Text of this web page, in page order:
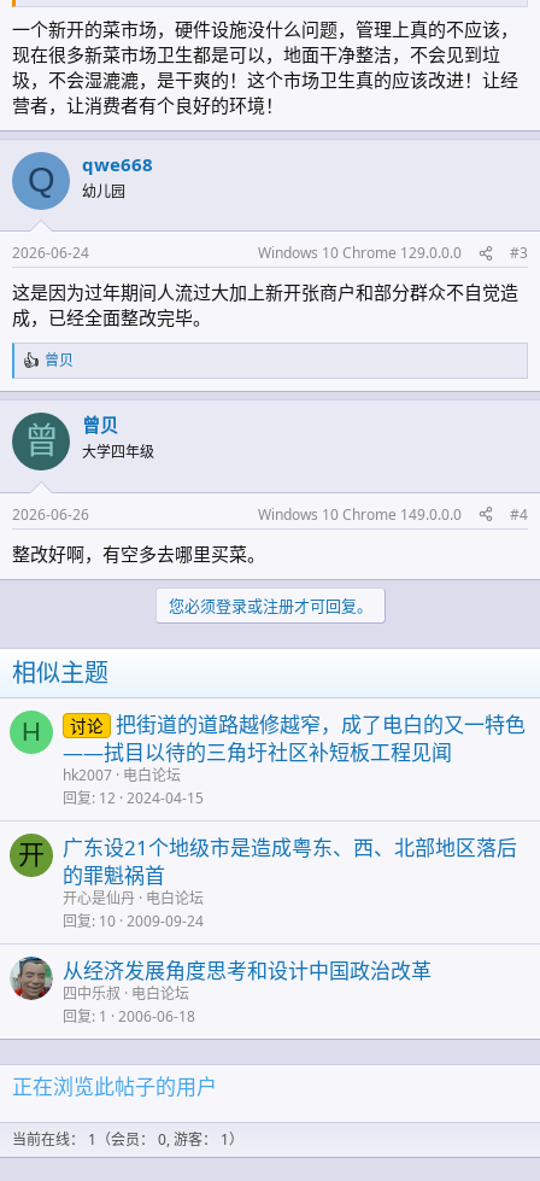
一个新开的菜市场，硬件设施没什么问题，管理上真的不应该，
现在很多新菜市场卫生都是可以，地面干净整洁，不会见到垃
圾，不会湿漉漉，是干爽的！这个市场卫生真的应该改进！让经
营者，让消费者有个良好的环境！
Q qwe668
幼儿园
2026-06-24 Windows 10 Chrome 129.0.0.0 #3
这是因为过年期间人流过大加上新开张商户和部分群众不自觉造
成，已经全面整改完毕。
反
馈
:
曾贝
曾 曾贝
大学四年级
2026-06-26 Windows 10 Chrome 149.0.0.0 #4
整改好啊，有空多去哪里买菜。
您必须登录或注册才可回复。
相似主题
H 讨论 把街道的道路越修越窄，成了电白的又一特色
——拭目以待的三角圩社区补短板工程见闻
hk2007 电白论坛
回复 12 2024-04-15
开
广东设21个地级市是造成粤东、西、北部地区落后
的罪魁祸首
开心是仙丹 电白论坛
回复 10 2009-09-24
从经济发展角度思考和设计中国政治改革
四中乐叔
电白论坛
回复 1 2006-06-18
正在浏览此帖子的用户
当前在线： 1（会员： 0, 游客： 1）